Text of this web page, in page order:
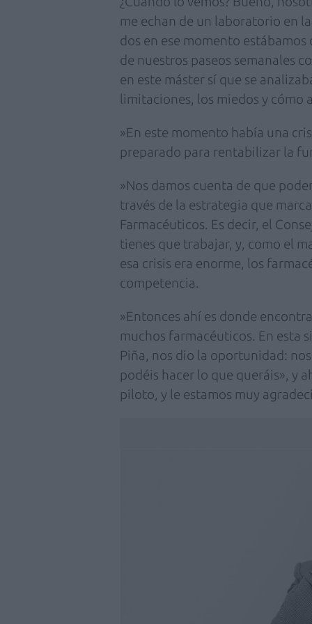
me echan de un laboratorio en
dos en ese momento
de nuestros paseos semanales
en este máster sí que se
limitaciones, los miedos y cómo
»En este momento había una
preparado para rentabilizar la
»Nos damos cuenta de que
través de la estrategia que
Farmacéuticos. Es decir, el
tienes que trabajar, y, como el
esa crisis era enorme, los
competencia.
»Entonces ahí es donde
muchos farmacéuticos. En esta
Piña, nos dio la oportunidad:
podéis hacer lo que queráis», y
piloto, y le estamos muy